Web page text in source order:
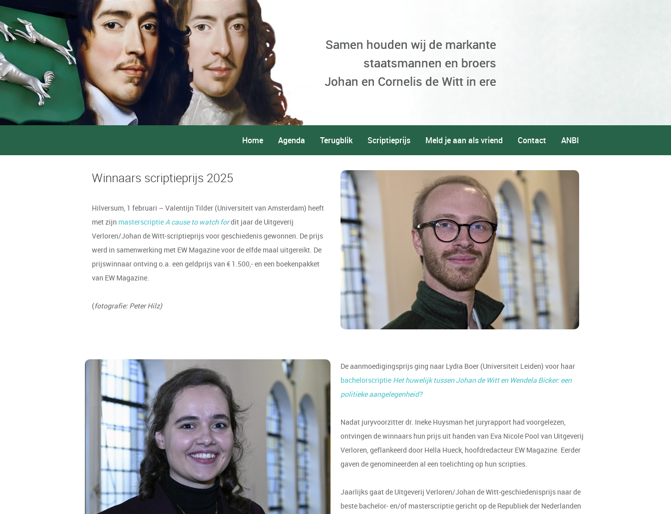
Samen houden wij de markante
staatsmannen en broers
Johan en Cornelis de Witt in ere
Home Agenda Terugblik Scriptieprijs Meld je aan als vriend Contact ANBI
Winnaars scriptieprijs 2025
Hilversum, 1 februari – Valentijn Tilder (Universiteit van Amsterdam) heeft
met zijn masterscriptieA cause to watch fordit jaar de Uitgeverij
Verloren/Johan de Witt-scriptieprijs voor geschiedenis gewonnen. De prijs
werd in samenwerking met EW Magazine voor de elfde maal uitgereikt. De
prijswinnaar ontving o.a. een geldprijs van € 1.500,- en een boekenpakket
van EW Magazine.
(fotografie: Peter Hilz)
De aanmoedigingsprijs ging naar Lydia Boer (Universiteit Leiden) voor haar
bachelorscriptie Het huwelijk tussen Johan de Witt en Wendela Bicker: een
politieke aangelegenheid?
Nadat juryvoorzitter dr. Ineke Huysman het juryrapport had voorgelezen,
ontvingen de winnaars hun prijs uit handen van Eva Nicole Pool van Uitgeverij
Verloren, geflankeerd door Hella Hueck, hoofdredacteur EW Magazine. Eerder
gaven de genomineerden al een toelichting op hun scripties.
Jaarlijks gaat de Uitgeverij Verloren/Johan de Witt-geschiedenisprijs naar de
beste bachelor- en/of masterscriptie gericht op de Republiek der Nederlanden